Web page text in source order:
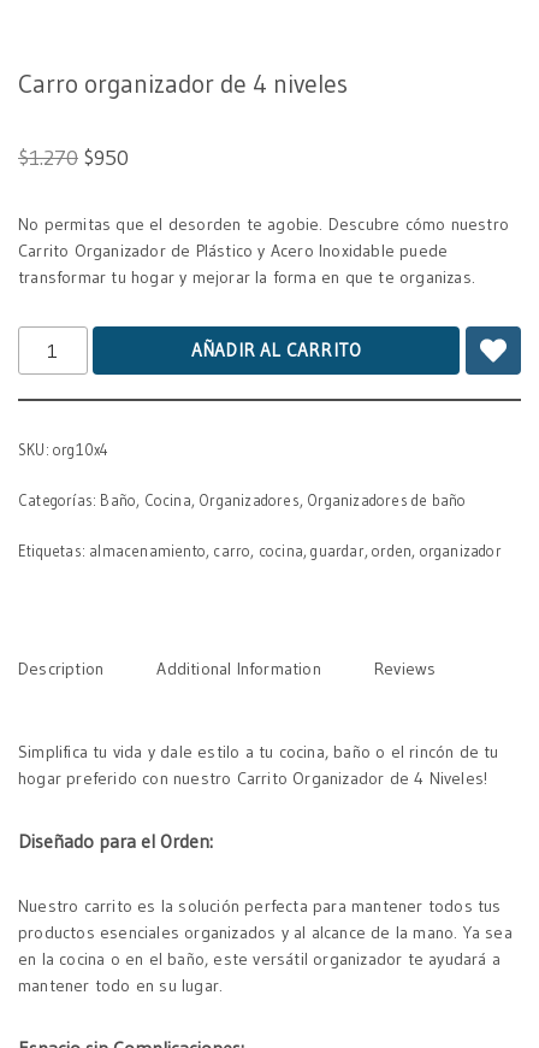
Carro organizador de 4 niveles
$1.270 $950
No permitas que el desorden te agobie. Descubre cómo nuestro
Carrito Organizador de Plástico y Acero Inoxidable puede
transformar tu hogar y mejorar la forma en que te organizas.
AÑADIR AL CARRITO
SKU: org10x4
Categorías: Baño, Cocina, Organizadores, Organizadores de baño
Etiquetas: almacenamiento, carro, cocina,guardar,orden, organizador
Description Additional Information Reviews
Simplifica tu vida y dale estilo a tu cocina, baño o el rincón de tu
hogar preferido con nuestro Carrito Organizador de 4 Niveles!
Diseñado para el Orden:
Nuestro carrito es la solución perfecta para mantener todos tus
productos esenciales organizados y al alcance de la mano. Ya sea
en la cocina o en el baño, este versátil organizador te ayudará a
mantener todo en su lugar.